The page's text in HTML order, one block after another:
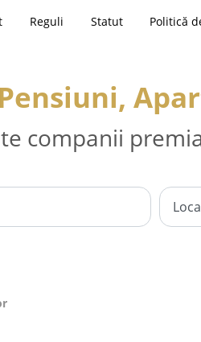
Reguli Statut Politică
companii